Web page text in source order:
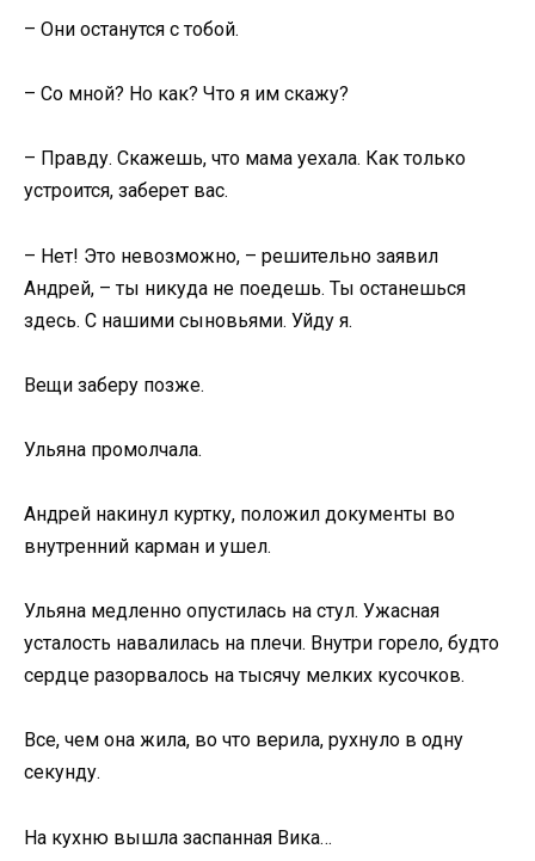
– Они останутся с тобой.
– Со мной? Но как? Что я им скажу?
– Правду. Скажешь, что мама уехала. Как только
устроится, заберет вас.
– Нет! Это невозможно, – решительно заявил
Андрей, – ты никуда не поедешь. Ты останешься
здесь. С нашими сыновьями. Уйду я.
Вещи заберу позже.
Ульяна промолчала.
Андрей накинул куртку, положил документы во
внутренний карман и ушел.
Ульяна медленно опустилась на стул. Ужасная
усталость навалилась на плечи. Внутри горело, будто
сердце разорвалось на тысячу мелких кусочков.
Все, чем она жила, во что верила, рухнуло в одну
секунду.
На кухню вышла заспанная Вика…